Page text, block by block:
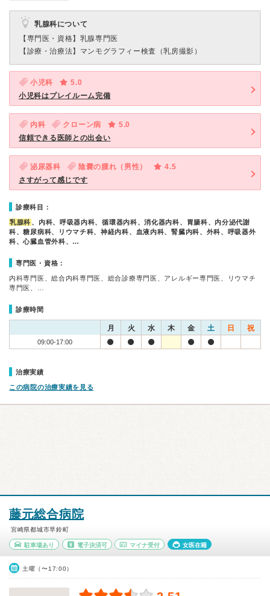
乳腺科について
【専門医・資格】 乳腺専門医
【診療・治療法】 マンモグラフィー検査（乳房撮影）
小児科
5.0
小児科はプレイルーム完備
内科 クローン病
5.0
信頼できる医師との出会い
泌尿器科 陰嚢の腫れ（男性）
4.5
さすがって感じです
診療科目：
乳腺科 、内科、呼吸器内科、循環器内科、消化器内科、胃腸科、内分泌代謝
科、糖尿病科、リウマチ科、神経内科、血液内科、腎臓内科、外科、呼吸器外
科、心臓血管外科、…
専門医・資格：
内科専門医、総合内科専門医、総合診療専門医、アレルギー専門医、リウマチ
専門医、…
診療時間
月 火 水 木 金 土 日 祝
09:00-17:00
治療実績
この病院の治療実績を見る
藤元総合病院
宮崎県都城市早鈴町
駐車場あり 電子決済可 マイナ受付 女医在籍
土曜（〜17:00）